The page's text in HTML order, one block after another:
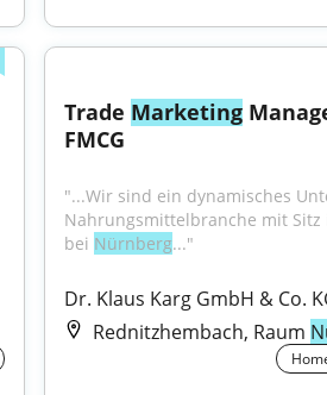
Trade Marketing
FMCG
"...Wir sind ein dynamisches
Nahrungsmittelbranche mit Sitz
bei Nürnberg..."
Dr. Klaus Karg GmbH & Co.
Rednitzhembach, Raum